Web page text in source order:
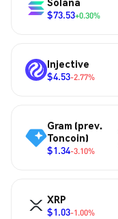
$73.53+0.30%
Injective
$4.53-2.77%
Gram (prev.
Toncoin)
$1.34-3.10%
XRP
$1.03-1.00%